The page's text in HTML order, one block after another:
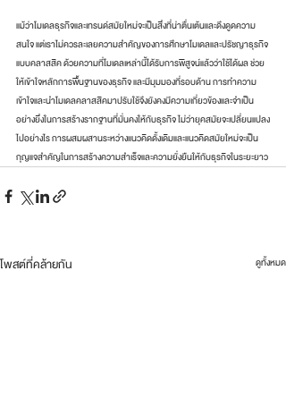
แม้ว่าโมเดลธุรกิจและเทรนด์สมัยใหม่จะเป็นสิ่งที่น่าตื่นเต้นและดึงดูดความ
สนใจ แต่เราไม่ควรละเลยความสำคัญของการศึกษาโมเดลและปรัชญาธุรกิจ
แบบคลาสสิค ด้วยความที่โมเดลเหล่านี้ได้รับการพิสูจน์แล้วว่าใช้ได้ผล ช่วย
ให้เข้าใจหลักการพื้นฐานของธุรกิจ และมีมุมมองที่รอบด้าน การทำความ
เข้าใจและนำโมเดลคลาสสิคมาปรับใช้จึงยังคงมีความเกี่ยวข้องและจำเป็น
อย่างยิ่งในการสร้างรากฐานที่มั่นคงให้กับธุรกิจ ไม่ว่ายุคสมัยจะเปลี่ยนแปลง
ไปอย่างไร การผสมผสานระหว่างแนวคิดดั้งเดิมและแนวคิดสมัยใหม่จะเป็น
กุญแจสำคัญในการสร้างความสำเร็จและความยั่งยืนให้กับธุรกิจในระยะยาว
โพสต์ที่คล้ายกัน ดูทั้งหมด